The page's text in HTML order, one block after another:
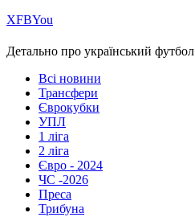
ХFBYou
Детально про український футбол
Всі новини
Трансфери
Єврокубки
УПЛ
1 ліга
2 ліга
Євро - 2024
ЧС -2026
Преса
Трибуна